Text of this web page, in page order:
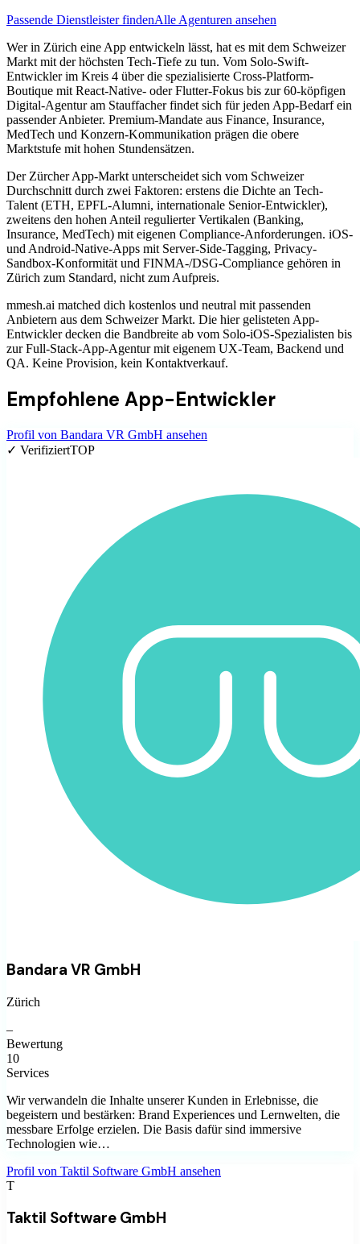
Passende Dienstleister findenAlle Agenturen ansehen
Wer in Zürich eine App entwickeln lässt, hat es mit dem Schweizer
Markt mit der höchsten Tech-Tiefe zu tun. Vom Solo-Swift-
Entwickler im Kreis 4 über die spezialisierte Cross-Platform-
Boutique mit React-Native- oder Flutter-Fokus bis zur 60-köpfigen
Digital-Agentur am Stauffacher findet sich für jeden App-Bedarf ein
passender Anbieter. Premium-Mandate aus Finance, Insurance,
MedTech und Konzern-Kommunikation prägen die obere
Marktstufe mit hohen Stundensätzen.
Der Zürcher App-Markt unterscheidet sich vom Schweizer
Durchschnitt durch zwei Faktoren: erstens die Dichte an Tech-
Talent (ETH, EPFL-Alumni, internationale Senior-Entwickler),
zweitens den hohen Anteil regulierter Vertikalen (Banking,
Insurance, MedTech) mit eigenen Compliance-Anforderungen. iOS-
und Android-Native-Apps mit Server-Side-Tagging, Privacy-
Sandbox-Konformität und FINMA-/DSG-Compliance gehören in
Zürich zum Standard, nicht zum Aufpreis.
mmesh.ai matched dich kostenlos und neutral mit passenden
Anbietern aus dem Schweizer Markt. Die hier gelisteten App-
Entwickler decken die Bandbreite ab vom Solo-iOS-Spezialisten bis
zur Full-Stack-App-Agentur mit eigenem UX-Team, Backend und
QA. Keine Provision, kein Kontaktverkauf.
Empfohlene App-Entwickler
Profil von Bandara VR GmbH ansehen
✓ VerifiziertTOP
Bandara VR GmbH
Zürich
–
Bewertung
10
Services
Wir verwandeln die Inhalte unserer Kunden in Erlebnisse, die
begeistern und bestärken: Brand Experiences und Lernwelten, die
messbare Erfolge erzielen. Die Basis dafür sind immersive
Technologien wie…
Profil von Taktil Software GmbH ansehen
T
Taktil Software GmbH